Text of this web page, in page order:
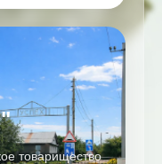
товарищество